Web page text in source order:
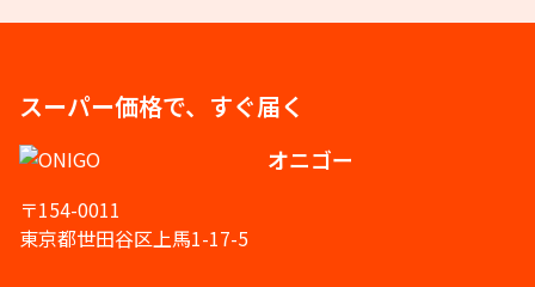
スーパー価格で、すぐ届く
オニゴー
〒154-0011
東京都世田谷区上馬1-17-5